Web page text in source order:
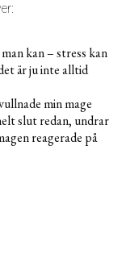
kan – stress kan
är ju inte alltid
min mage
slut redan, undrar
reagerade på